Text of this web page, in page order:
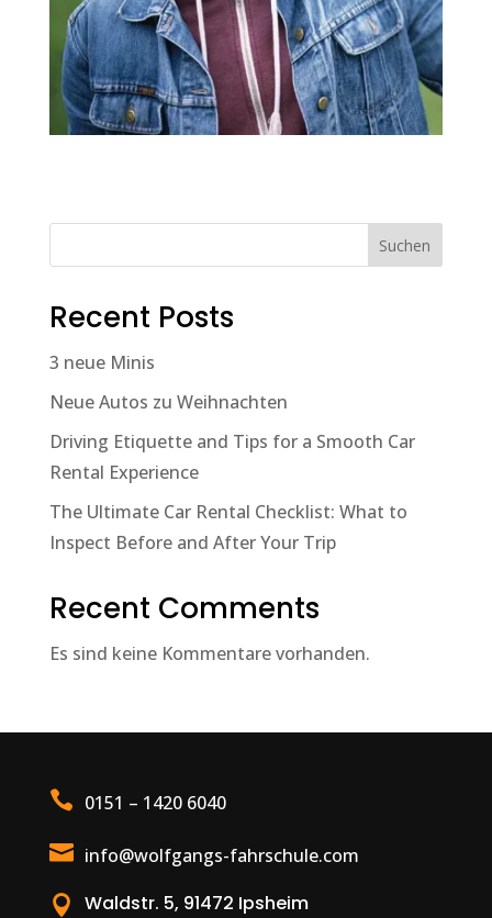
Suchen
Recent Posts
3 neue Minis
Neue Autos zu Weihnachten
Driving Etiquette and Tips for a Smooth Car
Rental Experience
The Ultimate Car Rental Checklist: What to
Inspect Before and After Your Trip
Recent Comments
Es sind keine Kommentare vorhanden.
 0151 – 1420 6040
 info@wolfgangs-fahrschule.com
 Waldstr. 5, 91472 Ipsheim